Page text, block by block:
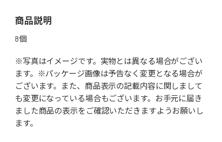
商品説明
8個
※写真はイメージです。実物とは異なる場合がござい
ます。※パッケージ画像は予告なく変更となる場合が
ございます。また、商品表示の記載内容に関しまして
も変更になっている場合もございます。お手元に届き
ました商品の表示をご確認いただきますようお願いし
ます。